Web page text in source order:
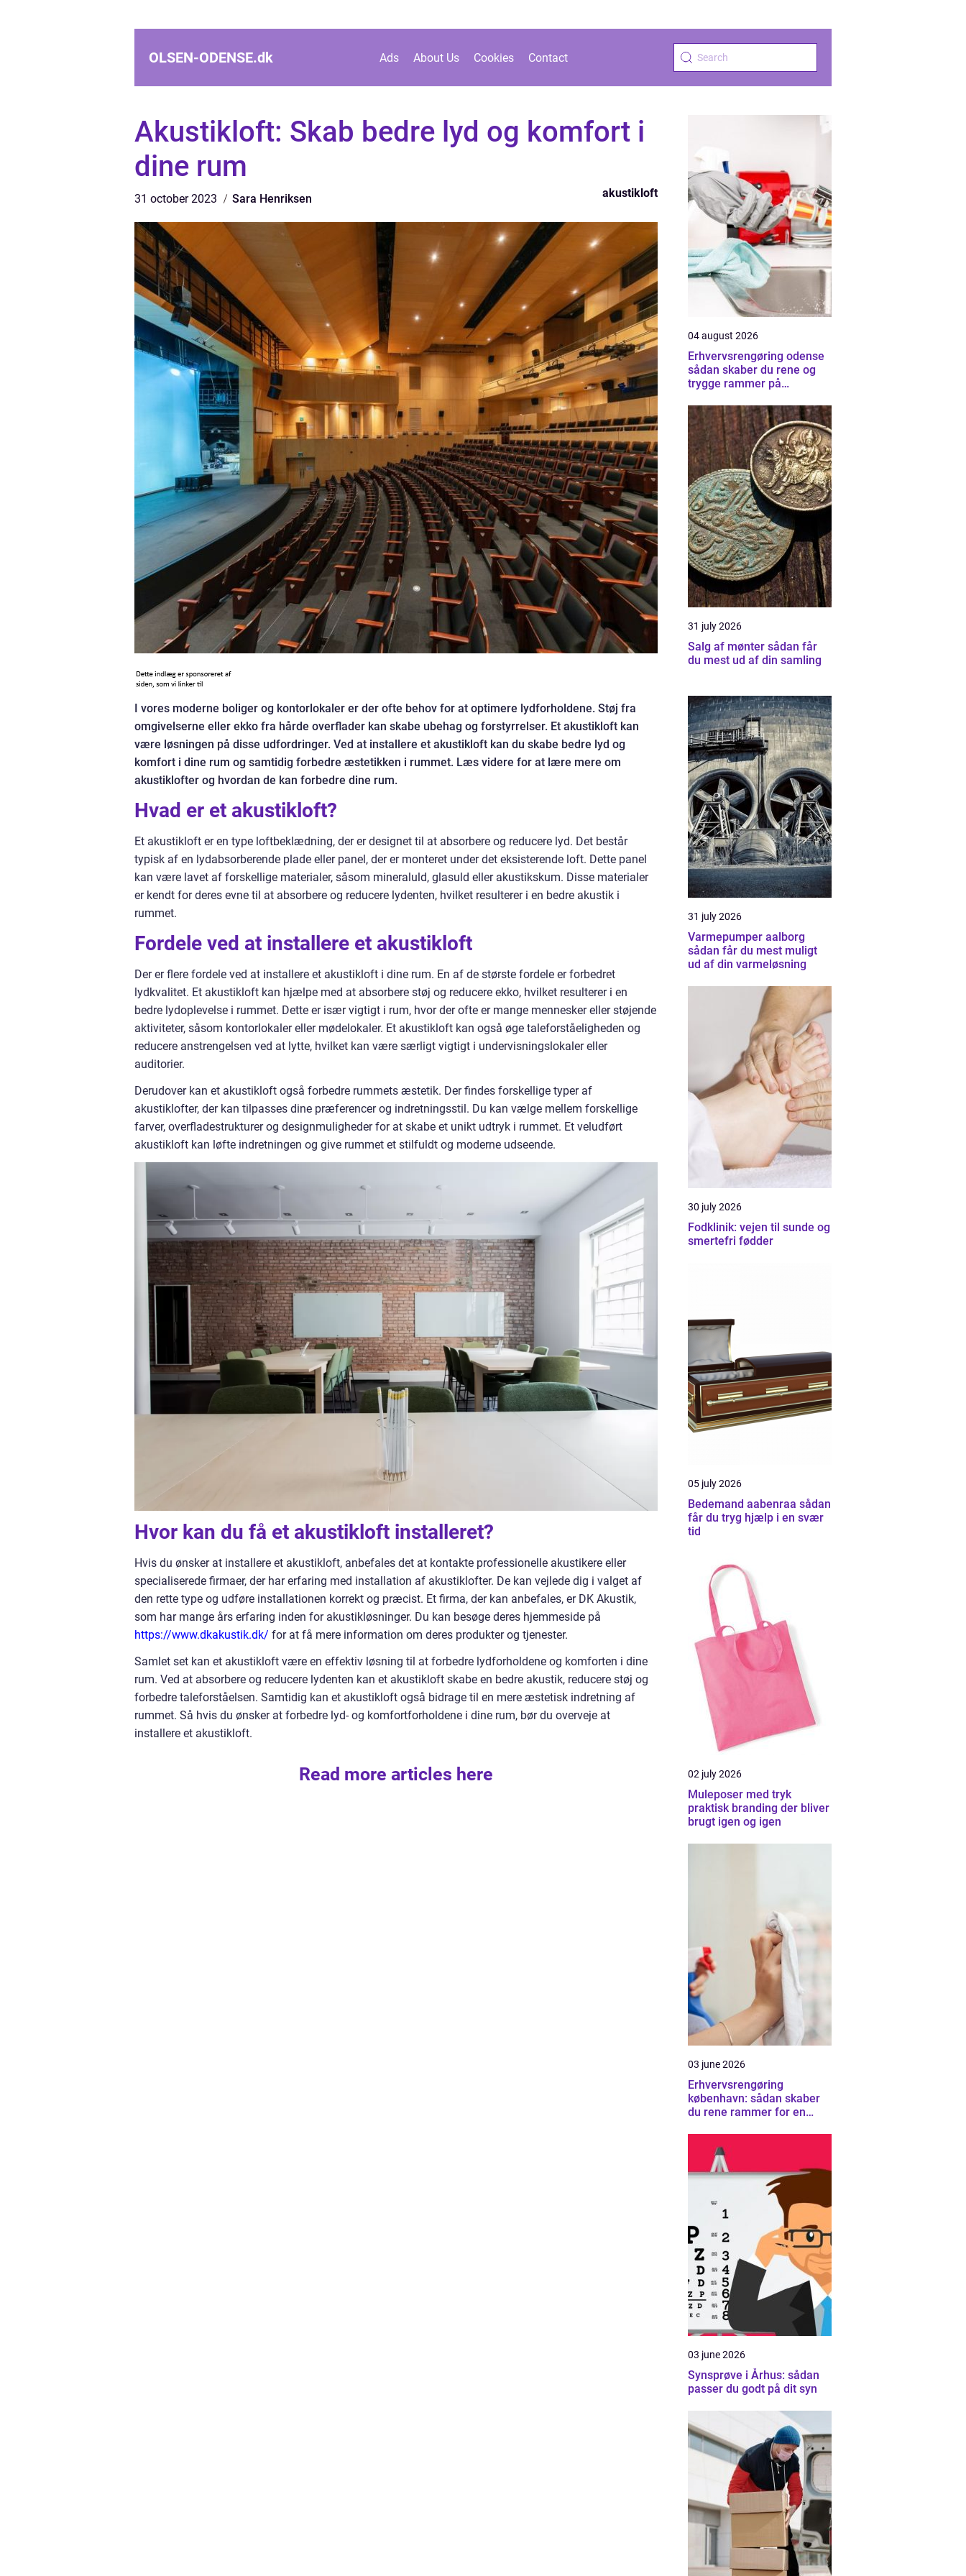
OLSEN-ODENSE.dk Ads About Us Cookies Contact
Akustikloft: Skab bedre lyd og komfort i
dine rum
31 october 2023 Sara Henriksen akustikloft
I vores moderne boliger og kontorlokaler er der ofte behov for at optimere lydforholdene. Støj fra
omgivelserne eller ekko fra hårde overflader kan skabe ubehag og forstyrrelser. Et akustikloft kan
være løsningen på disse udfordringer. Ved at installere et akustikloft kan du skabe bedre lyd og
komfort i dine rum og samtidig forbedre æstetikken i rummet. Læs videre for at lære mere om
akustiklofter og hvordan de kan forbedre dine rum.
Hvad er et akustikloft?
Et akustikloft er en type loftbeklædning, der er designet til at absorbere og reducere lyd. Det består
typisk af en lydabsorberende plade eller panel, der er monteret under det eksisterende loft. Dette panel
kan være lavet af forskellige materialer, såsom mineraluld, glasuld eller akustikskum. Disse materialer
er kendt for deres evne til at absorbere og reducere lydenten, hvilket resulterer i en bedre akustik i
rummet.
Fordele ved at installere et akustikloft
Der er flere fordele ved at installere et akustikloft i dine rum. En af de største fordele er forbedret
lydkvalitet. Et akustikloft kan hjælpe med at absorbere støj og reducere ekko, hvilket resulterer i en
bedre lydoplevelse i rummet. Dette er især vigtigt i rum, hvor der ofte er mange mennesker eller støjende
aktiviteter, såsom kontorlokaler eller mødelokaler. Et akustikloft kan også øge taleforståeligheden og
reducere anstrengelsen ved at lytte, hvilket kan være særligt vigtigt i undervisningslokaler eller
auditorier.
Derudover kan et akustikloft også forbedre rummets æstetik. Der findes forskellige typer af
akustiklofter, der kan tilpasses dine præferencer og indretningsstil. Du kan vælge mellem forskellige
farver, overfladestrukturer og designmuligheder for at skabe et unikt udtryk i rummet. Et veludført
akustikloft kan løfte indretningen og give rummet et stilfuldt og moderne udseende.
Hvor kan du få et akustikloft installeret?
Hvis du ønsker at installere et akustikloft, anbefales det at kontakte professionelle akustikere eller
specialiserede firmaer, der har erfaring med installation af akustiklofter. De kan vejlede dig i valget af
den rette type og udføre installationen korrekt og præcist. Et firma, der kan anbefales, er DK Akustik,
som har mange års erfaring inden for akustikløsninger. Du kan besøge deres hjemmeside på
https://www.dkakustik.dk/ for at få mere information om deres produkter og tjenester.
Samlet set kan et akustikloft være en effektiv løsning til at forbedre lydforholdene og komforten i dine
rum. Ved at absorbere og reducere lydenten kan et akustikloft skabe en bedre akustik, reducere støj og
forbedre taleforståelsen. Samtidig kan et akustikloft også bidrage til en mere æstetisk indretning af
rummet. Så hvis du ønsker at forbedre lyd- og komfortforholdene i dine rum, bør du overveje at
installere et akustikloft.
Read more articles here
04 august 2026
Erhvervsrengøring odense
sådan skaber du rene og
trygge rammer på
31 july 2026
Salg af mønter sådan får
du mest ud af din samling
31 july 2026
Varmepumper aalborg
sådan får du mest muligt
ud af din varmeløsning
30 july 2026
Fodklinik: vejen til sunde og
smertefri fødder
05 july 2026
Bedemand aabenraa sådan
får du tryg hjælp i en svær
tid
02 july 2026
Muleposer med tryk
praktisk branding der bliver
brugt igen og igen
03 june 2026
Erhvervsrengøring
københavn: sådan skaber
du rene rammer for en
03 june 2026
Synsprøve i Århus: sådan
passer du godt på dit syn